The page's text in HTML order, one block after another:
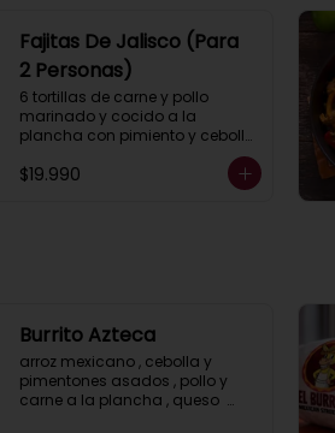
Fajitas De Jalisco (Para
2 Personas)
6 tortillas de carne y pollo
marinado y cocido a la
plancha con pimiento y cebolla,
gallo, lechuga, guacamole,
$19.990
Burrito Azteca
arroz mexicano , cebolla y
pimentones asados , pollo y
carne a la plancha , queso